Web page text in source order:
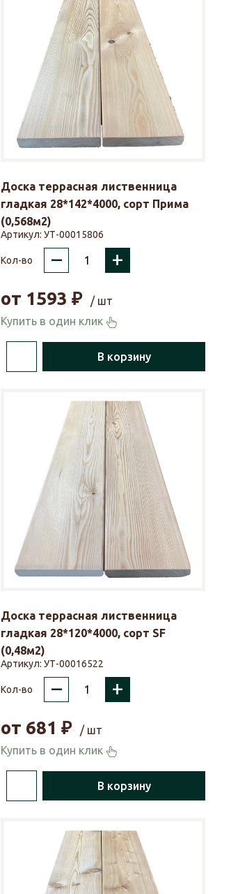
Доска террасная лиственница
гладкая 28*142*4000, сорт Прима
(0,568м2)
Артикул:УТ-00015806
Кол-во – +
от 1593 ₽
/ шт
Купить в один клик
В корзину
Доска террасная лиственница
гладкая 28*120*4000, сорт SF
(0,48м2)
Артикул:УТ-00016522
Кол-во – +
от 681 ₽
/ шт
Купить в один клик
В корзину